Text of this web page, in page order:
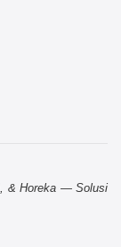
& Horeka — Solusi